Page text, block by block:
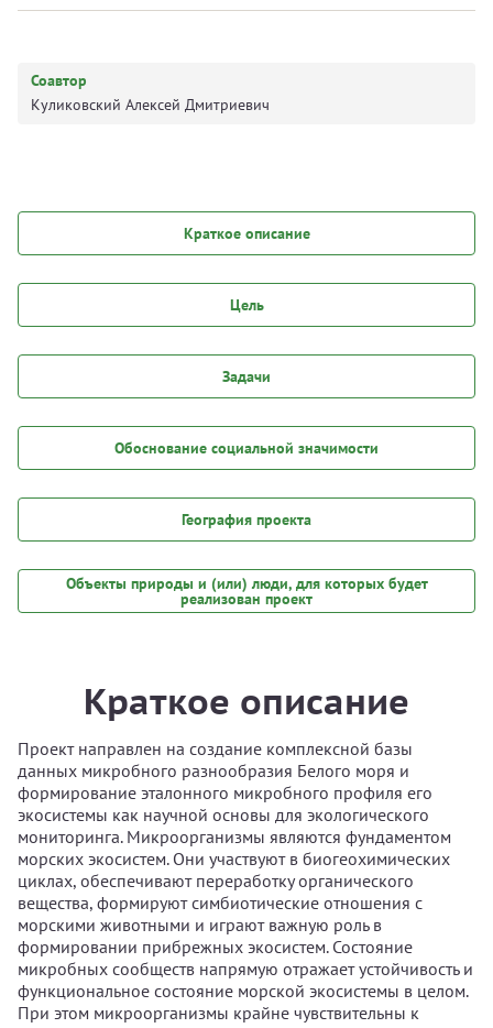
Соавтор
Куликовский Алексей Дмитриевич
Краткое описание
Цель
Задачи
Обоснование социальной значимости
География проекта
Объекты природы и (или) люди, для которых будет
реализован проект
Краткое описание
Проект направлен на создание комплексной базы
данных микробного разнообразия Белого моря и
формирование эталонного микробного профиля его
экосистемы как научной основы для экологического
мониторинга. Микроорганизмы являются фундаментом
морских экосистем. Они участвуют в биогеохимических
циклах, обеспечивают переработку органического
вещества, формируют симбиотические отношения с
морскими животными и играют важную роль в
формировании прибрежных экосистем. Состояние
микробных сообществ напрямую отражает устойчивость и
функциональное состояние морской экосистемы в целом.
При этом микроорганизмы крайне чувствительны к